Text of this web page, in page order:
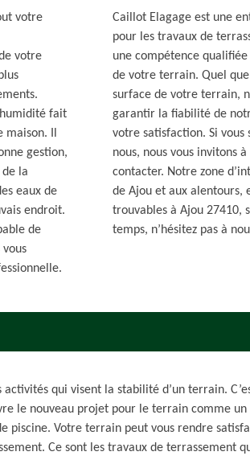
votre
votre
fait
Il
gestion,
la
eaux de
endroit.
de
Caillot Elagage est une
pour les travaux de
une compétence
de votre terrain. Quel
surface de votre terrain,
garantir la fiabilité de
votre satisfaction. Si
nous, nous vous invitons
contacter. Notre zone
de Ajou et aux alentours,
trouvables à Ajou 27410,
temps, n’hésitez pas à
qui visent la stabilité d’un terrain.
le nouveau projet pour le terrain comme un
piscine. Votre terrain peut vous rendre
Ce sont les travaux de terrassement